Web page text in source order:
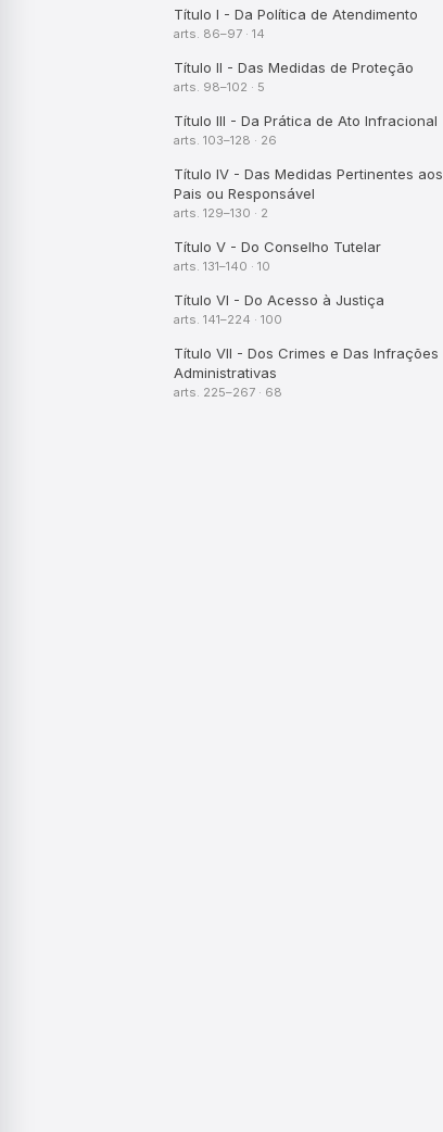
Título I - Da Política de Atendimento
arts. 86–97 · 14
Título II - Das Medidas de Proteção
arts. 98–102 · 5
Título III - Da Prática de Ato Infracional
arts. 103–128 · 26
Título IV - Das Medidas Pertinentes aos
Pais ou Responsável
arts. 129–130 · 2
Título V - Do Conselho Tutelar
arts. 131–140 · 10
Título VI - Do Acesso à Justiça
arts. 141–224 · 100
Título VII - Dos Crimes e Das Infrações
Administrativas
arts. 225–267 · 68